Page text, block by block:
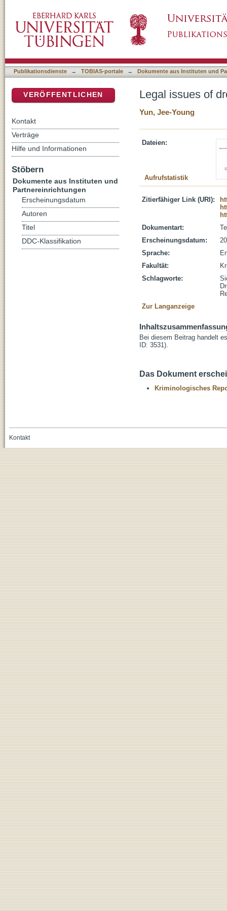
Publikationsdienste → TOBIAS-portale → Dokumente aus Instituten und
Legal issues of
Yun, Jee-Young
Dateien:
Aufrufstatistik
Zitierfähiger Link (URI):
Dokumentart:
Erscheinungsdatum:
Sprache:
Fakultät:
Schlagworte:
Zur Langanzeige
Bei diesem Beitrag handelt
ID: 3531).
Das Dokument
Kriminologisches
VERÖFFENTLICHEN
Kontakt
Verträge
Hilfe und Informationen
Stöbern
Dokumente aus Instituten und
Partnereinrichtungen
Erscheinungsdatum
Autoren
Titel
DDC-Klassifikation
Kontakt